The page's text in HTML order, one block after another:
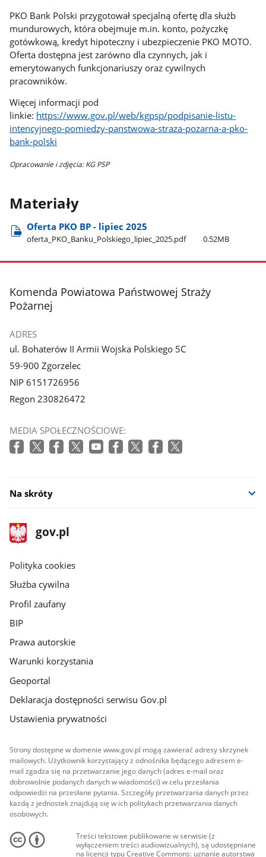
PKO Bank Polski przygotował specjalną ofertę dla służb
mundurowych, która obejmuje m.in. konto, pożyczkę
gotówkową, kredyt hipoteczny i ubezpieczenie PKO MOTO.
Oferta dostępna jest zarówno dla czynnych, jak i
emerytowanych funkcjonariuszy oraz cywilnych
pracowników.
Więcej informacji pod
linkie: https://www.gov.pl/web/kgpsp/podpisanie-listu-
intencyjnego-pomiedzy-panstwowa-straza-pozarna-a-pko-
bank-polski
Opracowanie i zdjęcia: KG PSP
Materiały
Oferta PKO BP - lipiec 2025
oferta​_PKO​_Banku​_Polskiego​_lipiec​_2025.pdf 0.52MB
stopka
Komenda Powiatowa Państwowej Straży
Pożarnej
ADRES
ul. Bohaterów II Armii Wojska Polskiego 5C
59-900 Zgorzelec
NIP 6151726956
Regon 230826472
MEDIA SPOŁECZNOŚCIOWE:
Na skróty
stopka
gov.pl
Strona
gov.pl
gov.pl
Polityka cookies
Służba cywilna
Profil zaufany
BIP
Prawa autorskie
Warunki korzystania
Geoportal
Deklaracja dostępności serwisu Gov.pl
Ustawienia prywatności
Strony dostępne w domenie www.gov.pl mogą zawierać adresy skrzynek
mailowych. Użytkownik korzystający z odnośnika będącego adresem e-
mail zgadza się na przetwarzanie jego danych (adres e-mail oraz
dobrowolnie podanych danych w wiadomości) w celu przesłania
odpowiedzi na przesłane pytania. Szczegóły przetwarzania danych przez
każdą z jednostek znajdują się w ich politykach przetwarzania danych
osobowych.
Treści tekstowe publikowane w serwisie (z
wyłączeniem treści audiowizualnych), są udostępniane
na licencji typu Creative Commons: uznanie autorstwa